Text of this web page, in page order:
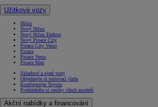
Užitkové vozy
Hilux
Nový Hilux
Nový Hilux Elektro
Nový Proace City
Proace City Verso
Proace
Proace Verso
Proace Max
Skladové a ojeté vozy
Objednejte si testovací jízdu
Konfigurujte Toyotu
Prohlédněte si ceníky všech modelů
Akční nabídky a financování